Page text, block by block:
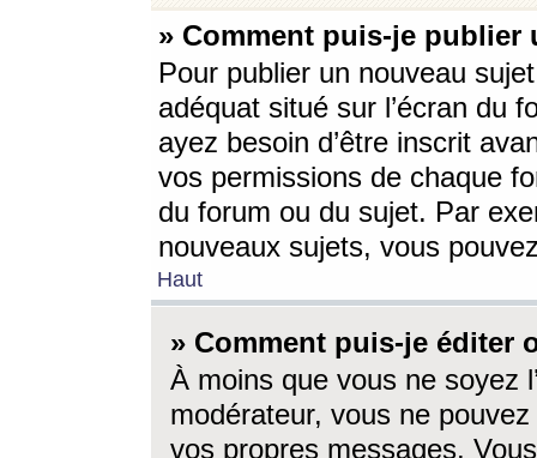
» Comment puis-je
Pour publier un nouveau
adéquat situé sur l’écran du
ayez besoin d’être inscrit
vos permissions de chaque
du forum ou du sujet. Par
nouveaux sujets, vous
Haut
» Comment puis-je éditer
À moins que vous ne soyez
modérateur, vous ne
vos propres messages.